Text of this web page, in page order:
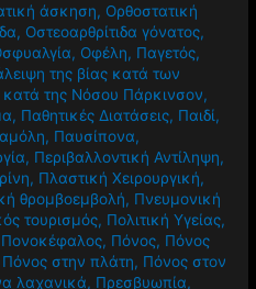
άσκηση, Ορθοστατική
, Οστεοαρθρίτιδα γόνατος,
, Οφέλη, Παγετός,
της βίας κατά των
της Νόσου Πάρκινσον,
, Παθητικές Διατάσεις, Παιδί,
, Παυσίπονα,
, Περιβαλλοντική Αντίληψη,
, Πλαστική Χειρουργική,
θρομβοεμβολή, Πνευμονική
τουρισμός, Πολιτική Υγείας,
Πονοκέφαλος, Πόνος, Πόνος
Πόνος στην πλάτη, Πόνος στον
λαχανικά, Πρεσβυωπία,